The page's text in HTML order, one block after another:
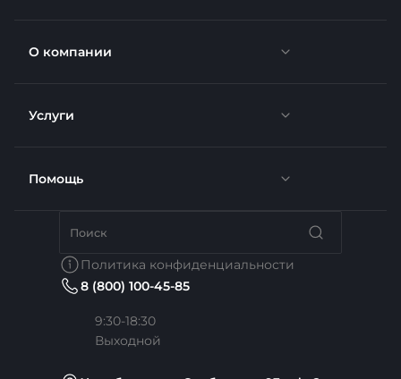
О компании
Новости
Отзывы
Вакансии
Услуги
Доставка
Недвижимость
Помощь
Политика конфиденциальности
8 (800) 100-45-85
9:30-18:30
Выходной